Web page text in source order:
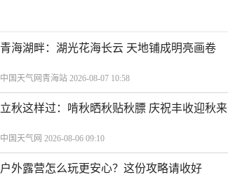
青海湖畔：湖光花海长云 天地铺成明亮画卷
中国天气网青海站 2026-08-07 10:58
立秋这样过：啃秋晒秋贴秋膘 庆祝丰收迎秋来
中国天气网 2026-08-06 09:10
户外露营怎么玩更安心？这份攻略请收好